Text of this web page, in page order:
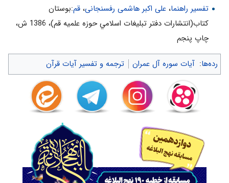
تفسیر راهنما، علی اکبر هاشمی رفسنجانی، قم:بوستان
كتاب(انتشارات دفتر تبليغات اسلامي حوزه علميه قم)، 1386 ش‌،
چاپ پنجم‌
رده‌ها: آیات سوره آل عمران ترجمه و تفسیر آیات قرآن